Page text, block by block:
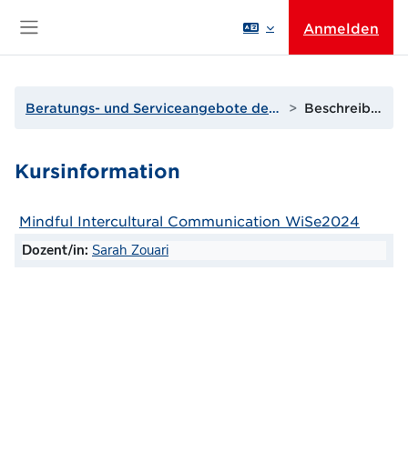
Anmelden
Beratungs- und Serviceangebote der THGA Beschreibung
Kursinformation
Mindful Intercultural Communication WiSe2024
Dozent/in: Sarah Zouari